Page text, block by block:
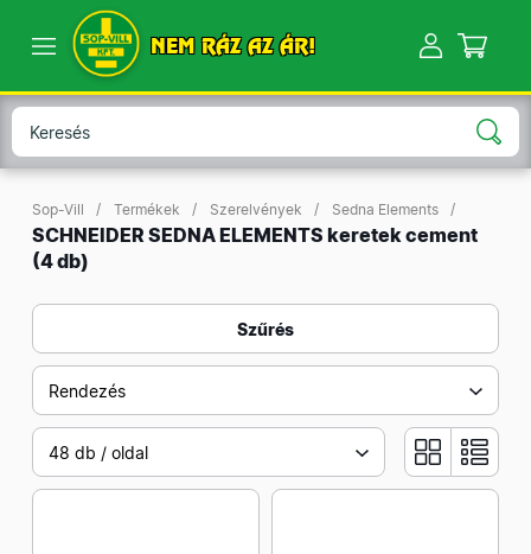
NEM RÁZ AZ ÁR!
Sop-Vill Termékek Szerelvények Sedna Elements
SCHNEIDER SEDNA ELEMENTS keretek cement
(4 db)
Szűrés
Rendezés
48 db / oldal